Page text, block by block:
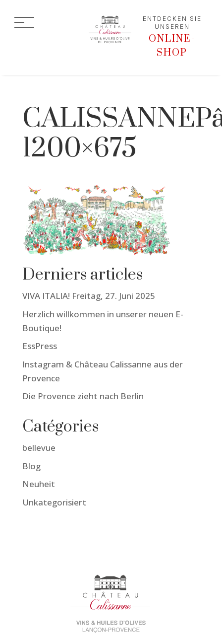
ENTDECKEN SIE
UNSEREN
ONLINE-
SHOP
1200×675
Derniers articles
VIVA ITALIA! Freitag, 27. Juni 2025
Herzlich willkommen in unserer neuen E-
Boutique!
EssPress
Instagram & Château Calissanne aus der
Provence
Die Provence zieht nach Berlin
Catégories
bellevue
Blog
Neuheit
Unkategorisiert